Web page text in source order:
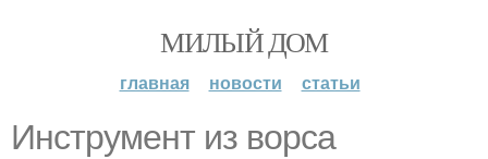
МИЛЫЙ ДОМ
главная новости статьи
Инструмент из ворса